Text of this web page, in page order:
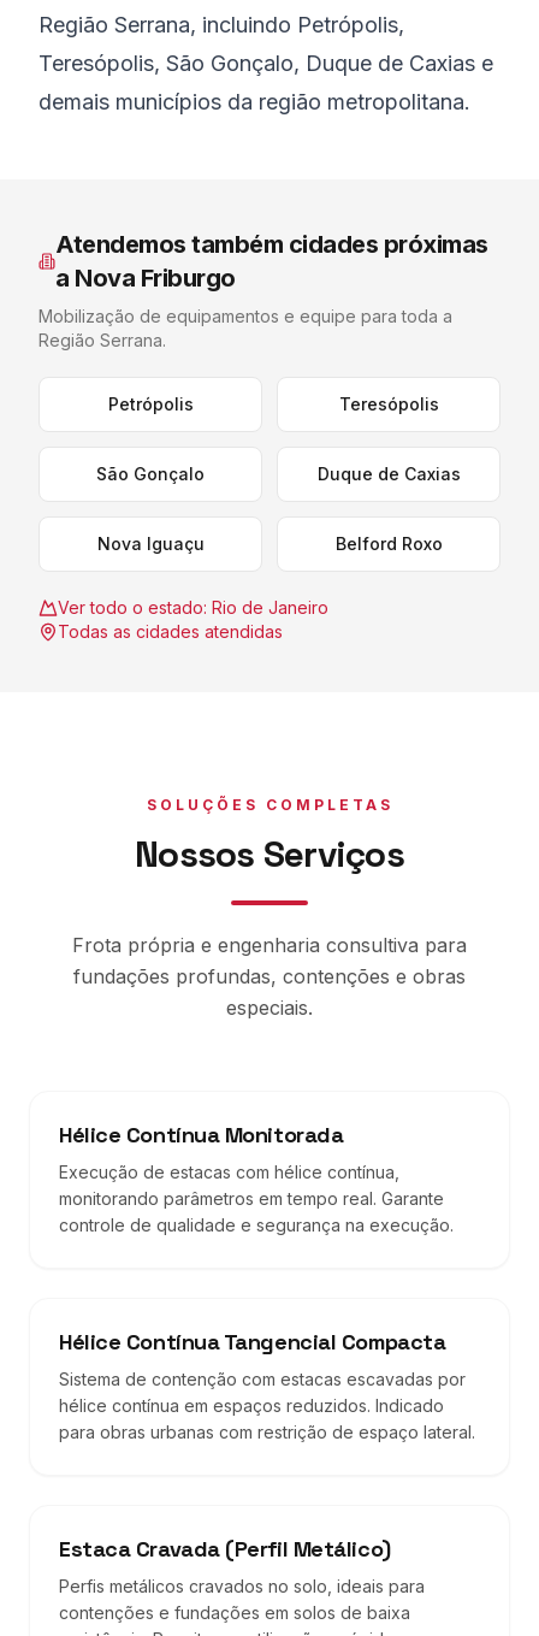
Região Serrana, incluindo Petrópolis,
Teresópolis, São Gonçalo, Duque de Caxias e
demais municípios da região metropolitana.
Atendemos também cidades próximas
a Nova Friburgo
Mobilização de equipamentos e equipe para toda a
Região Serrana.
Petrópolis Teresópolis
São Gonçalo Duque de Caxias
Nova Iguaçu Belford Roxo
Ver todo o estado: Rio de Janeiro
Todas as cidades atendidas
SOLUÇÕES COMPLETAS
Nossos Serviços
Frota própria e engenharia consultiva para
fundações profundas, contenções e obras
especiais.
Hélice Contínua Monitorada
Execução de estacas com hélice contínua,
monitorando parâmetros em tempo real. Garante
controle de qualidade e segurança na execução.
Hélice Contínua Tangencial Compacta
Sistema de contenção com estacas escavadas por
hélice contínua em espaços reduzidos. Indicado
para obras urbanas com restrição de espaço lateral.
Estaca Cravada (Perfil Metálico)
Perfis metálicos cravados no solo, ideais para
contenções e fundações em solos de baixa